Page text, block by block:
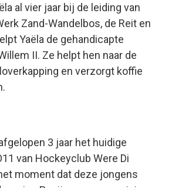
al vier jaar bij de leiding van
Zand-Wandelbos, de Reit en
Yaëla de gehandicapte
II. Ze helpt hen naar de
en verzorgt koffie
3 jaar het huidige
van Hockeyclub Were Di
moment dat deze jongens